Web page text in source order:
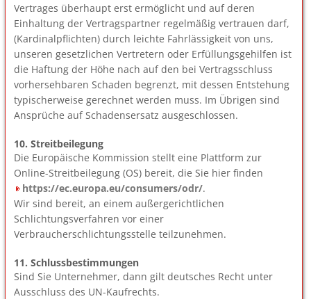
Vertrages überhaupt erst ermöglicht und auf deren
Einhaltung der Vertragspartner regelmäßig vertrauen darf,
(Kardinalpflichten) durch leichte Fahrlässigkeit von uns,
unseren gesetzlichen Vertretern oder Erfüllungsgehilfen ist
die Haftung der Höhe nach auf den bei Vertragsschluss
vorhersehbaren Schaden begrenzt, mit dessen Entstehung
typischerweise gerechnet werden muss. Im Übrigen sind
Ansprüche auf Schadensersatz ausgeschlossen.
10. Streitbeilegung
Die Europäische Kommission stellt eine Plattform zur
Online-Streitbeilegung (OS) bereit, die Sie hier finden
https://ec.europa.eu/consumers/odr/.
Wir sind bereit, an einem außergerichtlichen
Schlichtungsverfahren vor einer
Verbraucherschlichtungsstelle teilzunehmen.
11. Schlussbestimmungen
Sind Sie Unternehmer, dann gilt deutsches Recht unter
Ausschluss des UN-Kaufrechts.